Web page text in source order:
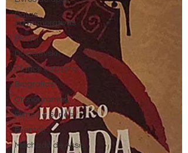
Datas
comemorativas
Proust
Dostoiévski
Clarice Lispector
Biografias
Cronogramas
Filmes e Séries
Eventos
Machado de Assis